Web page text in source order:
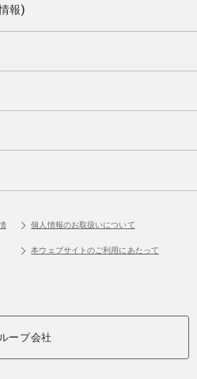
報)
個人情報のお取扱いについて
本ウェブサイトのご利用にあたって
ープ会社